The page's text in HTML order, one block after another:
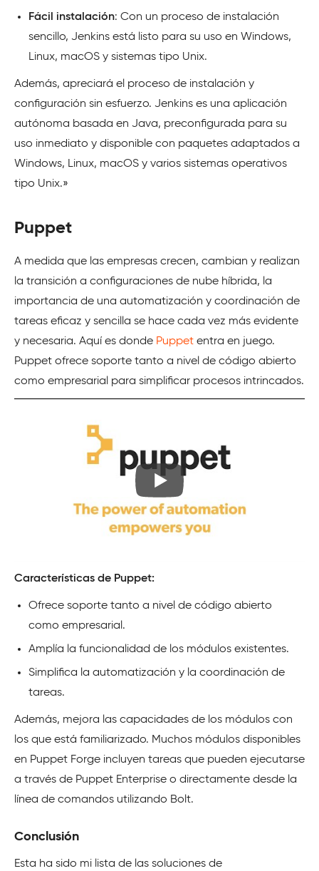
Fácil instalación: Con un proceso de instalación
sencillo, Jenkins está listo para su uso en Windows,
Linux, macOS y sistemas tipo Unix.
Además, apreciará el proceso de instalación y
configuración sin esfuerzo. Jenkins es una aplicación
autónoma basada en Java, preconfigurada para su
uso inmediato y disponible con paquetes adaptados a
Windows, Linux, macOS y varios sistemas operativos
tipo Unix.»
Puppet
A medida que las empresas crecen, cambian y realizan
la transición a configuraciones de nube híbrida, la
importancia de una automatización y coordinación de
tareas eficaz y sencilla se hace cada vez más evidente
y necesaria. Aquí es donde Puppet entra en juego.
Puppet ofrece soporte tanto a nivel de código abierto
como empresarial para simplificar procesos intrincados.
Características de Puppet:
Ofrece soporte tanto a nivel de código abierto
como empresarial.
Amplía la funcionalidad de los módulos existentes.
Simplifica la automatización y la coordinación de
tareas.
Además, mejora las capacidades de los módulos con
los que está familiarizado. Muchos módulos disponibles
en Puppet Forge incluyen tareas que pueden ejecutarse
a través de Puppet Enterprise o directamente desde la
línea de comandos utilizando Bolt.
Conclusión
Esta ha sido mi lista de las soluciones de